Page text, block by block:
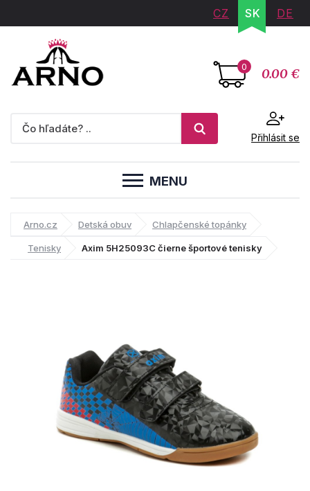
CZ SK DE
0 0.00 €
Přihlásit se
MENU
Arno.cz Detská obuv Chlapčenské topánky
Tenisky Axim 5H25093C čierne športové tenisky